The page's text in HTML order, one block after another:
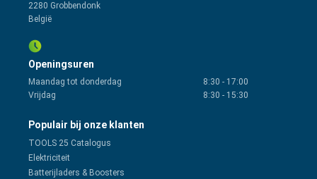
2280 Grobbendonk
België
Openingsuren
Maandag tot donderdag 8:30 - 17:00
Vrijdag
8:30 - 15:30
Populair bij onze klanten
TOOLS 25 Catalogus
Elektriciteit
Batterijladers & Boosters